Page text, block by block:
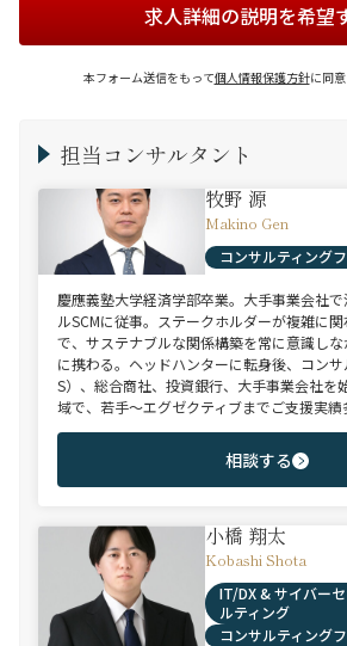
求人詳細の説明を希望
本フォーム送信をもって個人情報保護方針に同意
担当コンサルタント
牧野 源
Makino Gen
コンサルティング
慶應義塾大学経済学部卒業。大手事業会社
ルSCMに従事。ステークホルダーが複雑に
で、サステナブルな関係構築を常に意識し
に携わる。ヘッドハンターに転身後、コン
S）、総合商社、投資銀行、大手事業会社を
域で、若手～エグゼクティブまでご支援実績
相談する
小橋 翔太
Kobashi Shota
IT/DX & サイバー
ルティング
コンサルティング